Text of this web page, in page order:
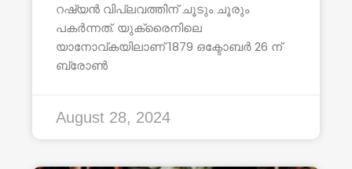
റഷ്യൻ വിപ്ലവത്തിന് ചൂടും ചൂരും
പകർന്നത്. യുക്രൈനിലെ
യാനോവ്കയിലാണ് 1879 ഒക്ടോബർ 26 ന്
ബ്രോൺ
August 28, 2024